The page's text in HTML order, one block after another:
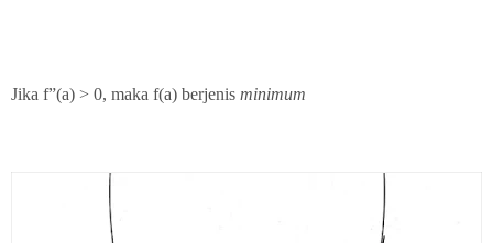
Jika f”(a) > 0, maka f(a) berjenis minimum